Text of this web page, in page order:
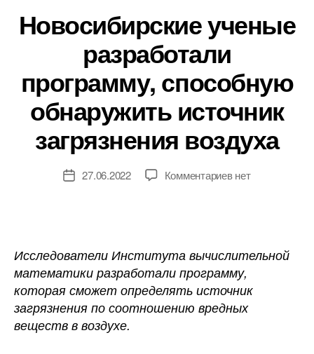
Новосибирские ученые
разработали
программу, способную
обнаружить источник
загрязнения воздуха
Дата27.06.2022 Комментариевк
программу,
обнаружить
источник
загрязнения
нет
Исследователи Института вычислительной
математики разработали программу,
которая сможет определять источник
загрязнения по соотношению вредных
веществ в воздухе.